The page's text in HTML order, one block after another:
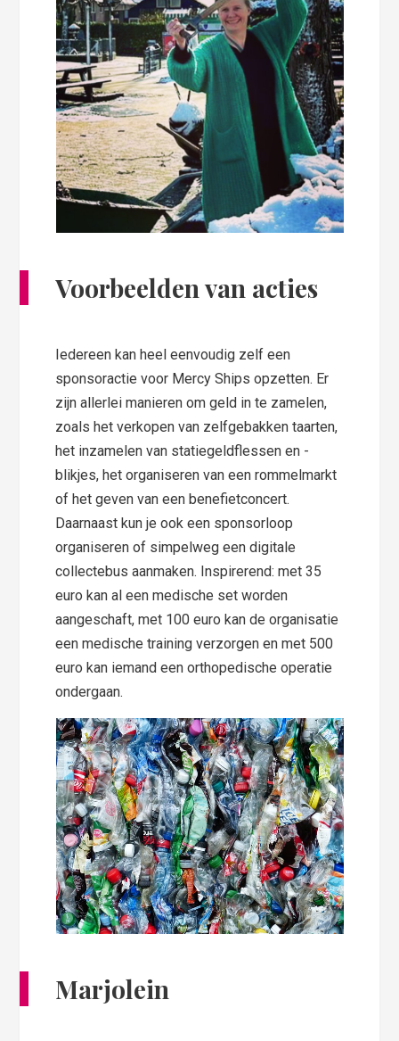
Voorbeelden van acties
Iedereen kan heel eenvoudig zelf een
sponsoractie voor Mercy Ships opzetten. Er
zijn allerlei manieren om geld in te zamelen,
zoals het verkopen van zelfgebakken taarten,
het inzamelen van statiegeldflessen en -
blikjes, het organiseren van een rommelmarkt
of het geven van een benefietconcert.
Daarnaast kun je ook een sponsorloop
organiseren of simpelweg een digitale
collectebus aanmaken. Inspirerend: met 35
euro kan al een medische set worden
aangeschaft, met 100 euro kan de organisatie
een medische training verzorgen en met 500
euro kan iemand een orthopedische operatie
ondergaan.
Marjolein